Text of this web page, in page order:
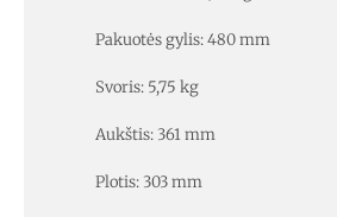
Pakuotės gylis: 480 mm
Svoris: 5,75 kg
Aukštis: 361 mm
Plotis: 303 mm